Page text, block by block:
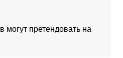
могут претендовать на